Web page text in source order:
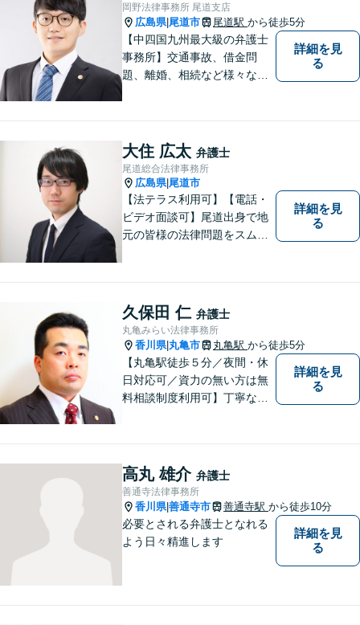
岡野法律事務所 尾道支店
広島県| 尾道市 尾道駅 から徒歩5分
【中四国九州最大級の弁護士
事務所】交通事故、借金問
題、離婚、相続など様々な問
い！
詳細を見
る
大住 広太 弁護士
尾道総合法律事務所
広島県| 尾道市
【法テラス利用可】【電話・
ビデオ面談可】尾道出身で地
元の皆様の法律問題をスムー
境づくり、案件への細やかな
気配り、親身な対応がモット
ーで、様々な分野における法
的サービスを提供いたしま
す。
詳細を見
る
久保田 仁 弁護士
丸亀みらい法律事務所
香川県| 丸亀市 丸亀駅 から徒歩5分
【丸亀駅徒歩５分／夜間・休
日対応可／資力の無い方は無
料相談制度利用可】丁寧な対
詳細を見
る
高丸 雄介 弁護士
善通寺法律事務所
香川県|善通寺市 善通寺駅 から徒歩10分
必要とされる弁護士となれる
よう日々精進します
詳細を見
る